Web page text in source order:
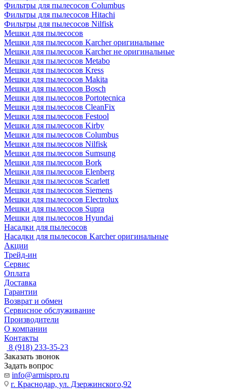
Фильтры для пылесосов Columbus
Фильтры для пылесосов Hitachi
Фильтры для пылесосов Nilfisk
Мешки для пылесосов
Мешки для пылесосов Karcher оригинальные
Мешки для пылесосов Karcher не оригинальные
Мешки для пылесосов Metabo
Мешки для пылесосов Kress
Мешки для пылесосов Makita
Мешки для пылесосов Bosch
Мешки для пылесосов Portotecnica
Мешки для пылесосов CleanFix
Мешки для пылесосов Festool
Мешки для пылесосов Kirby
Мешки для пылесосов Columbus
Мешки для пылесосов Nilfisk
Мешки для пылесосов Sumsung
Мешки для пылесосов Bork
Мешки для пылесосов Elenberg
Мешки для пылесосов Scarlett
Мешки для пылесосов Siemens
Мешки для пылесосов Electrolux
Мешки для пылесосов Supra
Мешки для пылесосов Hyundai
Насадки для пылесосов
Насадки для пылесосов Karcher оригинальные
Акции
Трейд-ин
Сервис
Оплата
Доставка
Гарантии
Возврат и обмен
Сервисное обслуживание
Производители
О компании
Контакты
8 (918) 233-35-23
Заказать звонок
Задать вопрос
info@armispro.ru
г. Краснодар, ул. Дзержинского,92